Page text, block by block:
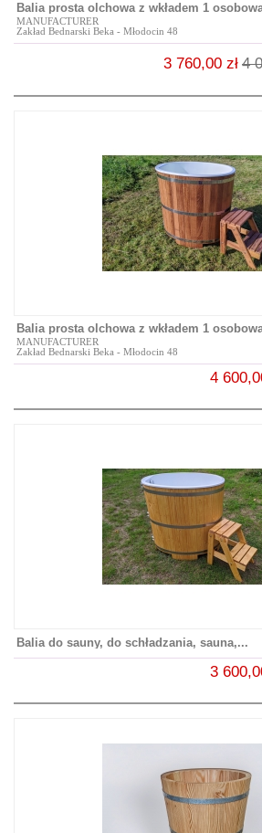
Balia prosta olchowa z wkładem 1
MANUFACTURER
Zakład Bednarski Beka - Młodocin 48
3 760,00 zł 4
Balia prosta olchowa z wkładem 1
MANUFACTURER
Zakład Bednarski Beka - Młodocin 48
4
Balia do sauny, do schładzania, sauna,...
3